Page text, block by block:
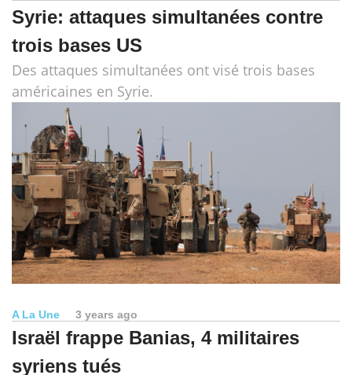
Syrie: attaques simultanées contre
trois bases US
Des attaques simultanées ont visé trois bases
américaines en Syrie.
A La Une 3 years ago
Israël frappe Banias, 4 militaires
syriens tués